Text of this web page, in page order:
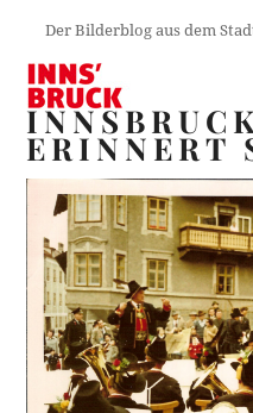
Der Bilderblog aus dem
ERINNERT